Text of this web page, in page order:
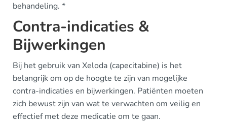
behandeling. *
Contra-indicaties &
Bijwerkingen
Bij het gebruik van Xeloda (capecitabine) is het
belangrijk om op de hoogte te zijn van mogelijke
contra-indicaties en bijwerkingen. Patiënten moeten
zich bewust zijn van wat te verwachten om veilig en
effectief met deze medicatie om te gaan.